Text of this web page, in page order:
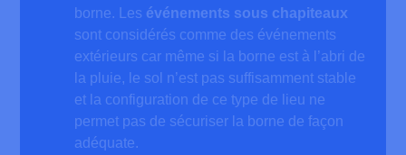
borne. Les événements sous chapiteaux
sont considérés comme des événements
extérieurs car même si la borne est à l’abri de
la pluie, le sol n’est pas suffisamment stable
et la configuration de ce type de lieu ne
permet pas de sécuriser la borne de façon
adéquate.